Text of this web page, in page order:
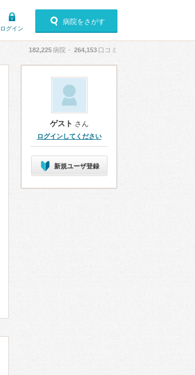
ログイン
病院をさがす
182,225病院・ 264,153 口コミ
ゲスト さん
ログインしてください
新規ユーザ登録